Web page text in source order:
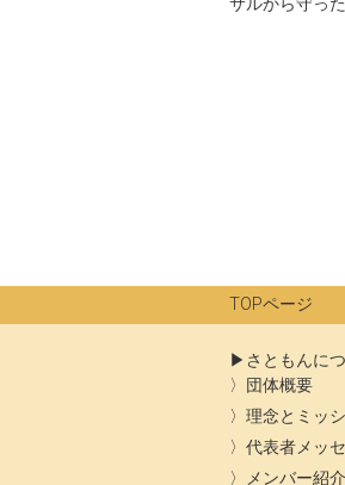
TOPページ
さともんに
団体概要
理念とミッ
代表者メッ
メンバー紹介